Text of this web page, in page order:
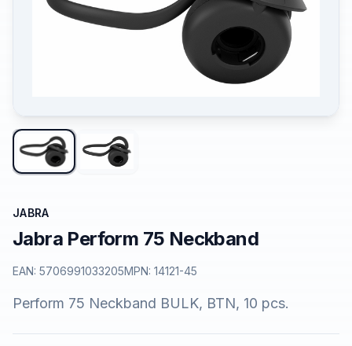
JABRA
Jabra Perform 75 Neckband
EAN: 5706991033205MPN: 14121-45
Perform 75 Neckband BULK, BTN, 10 pcs.